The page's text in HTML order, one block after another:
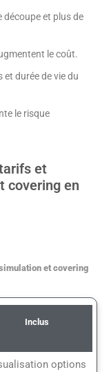
découpe et plus de
le coût.
durée de vie du
le risque
et
covering en
et covering
Inclus
options